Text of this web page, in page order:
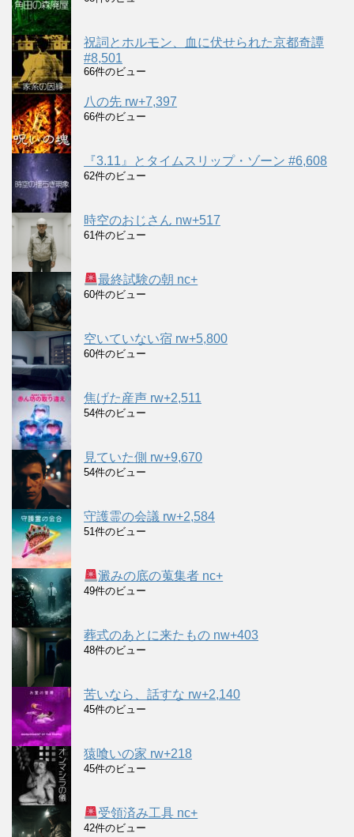
祝詞とホルモン、血に伏せられた京都奇譚
#8,501
66件のビュー
八の先 rw+7,397
66件のビュー
『3.11』とタイムスリップ・ゾーン #6,608
62件のビュー
時空のおじさん nw+517
61件のビュー
最終試験の朝 nc+
60件のビュー
空いていない宿 rw+5,800
60件のビュー
焦げた産声 rw+2,511
54件のビュー
見ていた側 rw+9,670
54件のビュー
守護霊の会議 rw+2,584
51件のビュー
澱みの底の蒐集者 nc+
49件のビュー
葬式のあとに来たもの nw+403
48件のビュー
苦いなら、話すな rw+2,140
45件のビュー
猿喰いの家 rw+218
45件のビュー
受領済み工具 nc+
42件のビュー